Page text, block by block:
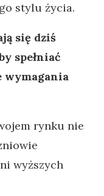
stylu życia.
się dziś
spełniać
wymagania
rynku nie
wyższych